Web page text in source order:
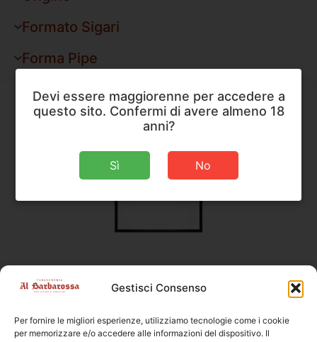
Gestisci Consenso
Per fornire le migliori esperienze, utilizziamo tecnologie come i cookie
per memorizzare e/o accedere alle informazioni del dispositivo. Il
Formato Sigari
Forma Pipe
Amigos
Amigos 20 Authentic
Dimensioni
85 × 7,5 mm
Devi essere maggiorenne per accedere a
questo sito. Confermi di avere almeno 18
anni?
Sì No